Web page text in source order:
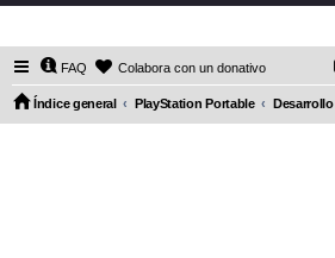
FAQ Colabora con un donativo
Índice general PlayStation Portable Desarrollo